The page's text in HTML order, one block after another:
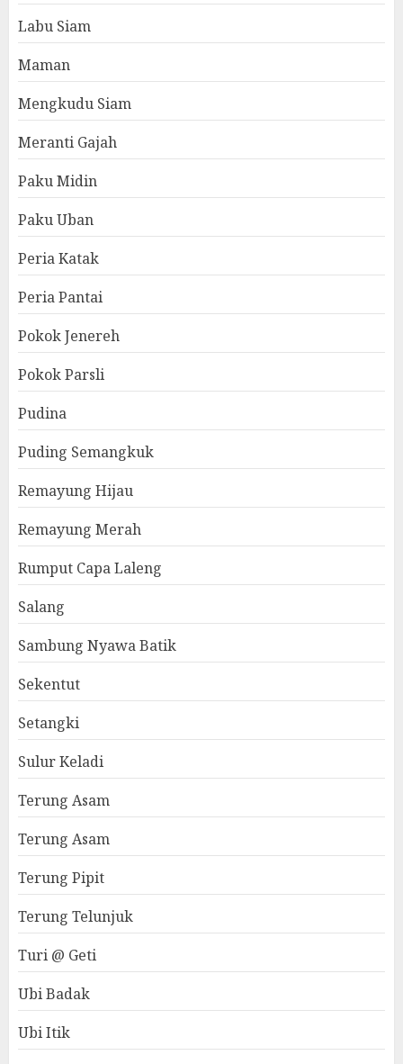
Labu Siam
Maman
Mengkudu Siam
Meranti Gajah
Paku Midin
Paku Uban
Peria Katak
Peria Pantai
Pokok Jenereh
Pokok Parsli
Pudina
Puding Semangkuk
Remayung Hijau
Remayung Merah
Rumput Capa Laleng
Salang
Sambung Nyawa Batik
Sekentut
Setangki
Sulur Keladi
Terung Asam
Terung Asam
Terung Pipit
Terung Telunjuk
Turi @ Geti
Ubi Badak
Ubi Itik